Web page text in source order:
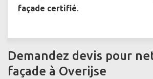
façade certifié.
Demandez devis pour
façade à Overijse